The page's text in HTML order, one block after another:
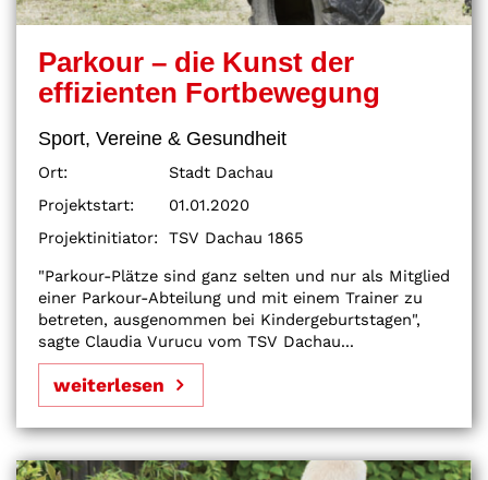
Parkour – die Kunst der
effizienten Fortbewegung
Sport, Vereine & Gesundheit
Ort:
Stadt Dachau
Projektstart:
01.01.2020
Projektinitiator:
TSV Dachau 1865
"Parkour-Plätze sind ganz selten und nur als Mitglied
einer Parkour-Abteilung und mit einem Trainer zu
betreten, ausgenommen bei Kindergeburtstagen",
sagte Claudia Vurucu vom TSV Dachau...
weiterlesen